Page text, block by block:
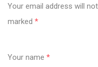
Your email address will
marked *
Your name *